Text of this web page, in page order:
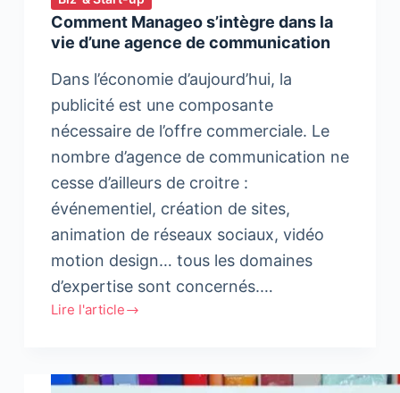
Comment Manageo s’intègre dans la
vie d’une agence de communication
Dans l’économie d’aujourd’hui, la
publicité est une composante
nécessaire de l’offre commerciale. Le
nombre d’agence de communication ne
cesse d’ailleurs de croitre :
événementiel, création de sites,
animation de réseaux sociaux, vidéo
motion design… tous les domaines
d’expertise sont concernés.…
Lire l'article
Comment
dans